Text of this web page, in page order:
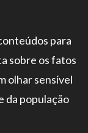
para
sobre os fatos
olhar sensível
da população